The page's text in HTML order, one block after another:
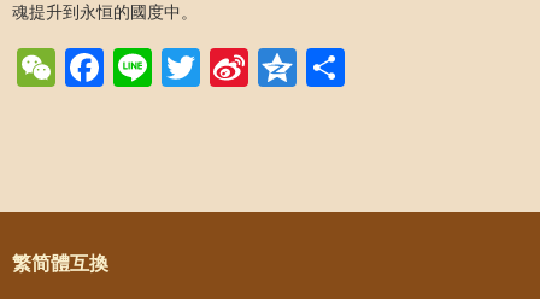
魂提升到永恒的國度中。
WeChat
Facebook
LineTwitter
SinaQzone
Post navigation
繁简體互換